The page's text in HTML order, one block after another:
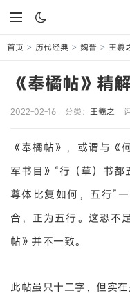
首页 > 历代经典 > 魏晋 > 王羲
《奉橘帖》精解
2022-02-16 分类： 王羲之
《奉橘帖》，或谓与《
军书目》“行（草）书都
尊体比复如何，五行”
合，正为五行。这恐不
帖》并不一致。
此帖虽只十二字，但实在